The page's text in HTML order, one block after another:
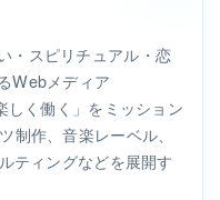
・スピリチュアル・恋
Webメディア
しく働く」をミッション
制作、音楽レーベル、
ティングなどを展開す